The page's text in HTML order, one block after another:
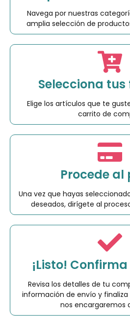
Navega por nuestras
amplia selección de
Selecciona
Elige los artículos que te
carrito de
Procede al
Una vez que hayas
deseados, dirígete al
¡Listo!
Revisa los detalles de tu
información de envío y finaliza
nos encargaremos